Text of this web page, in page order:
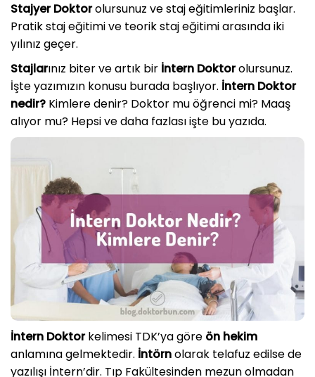
Stajyer Doktorolursunuz ve staj eğitimleriniz başlar.
Pratik staj eğitimi ve teorik staj eğitimi arasında iki
yılınız geçer.
Stajlarınız biter ve artık bir İntern Doktorolursunuz.
İşte yazımızın konusu burada başlıyor. İntern Doktor
nedir? Kimlere denir? Doktor mu öğrenci mi? Maaş
alıyor mu? Hepsi ve daha fazlası işte bu yazıda.
İntern Doktorkelimesi TDK’ya göre ön hekim
anlamına gelmektedir. İntörnolarak telafuz edilse de
yazılışı İntern’dir. Tıp Fakültesinden mezun olmadan